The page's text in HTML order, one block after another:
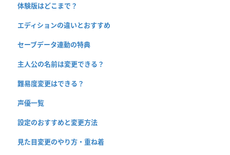
体験版はどこまで？
エディションの違いとおすすめ
セーブデータ連動の特典
主人公の名前は変更できる？
難易度変更はできる？
声優一覧
設定のおすすめと変更方法
見た目変更のやり方・重ね着